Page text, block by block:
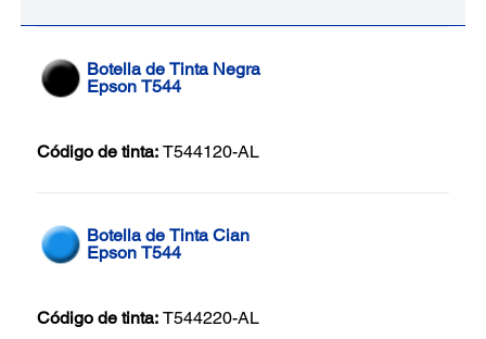
Botella de Tinta Negra
Epson T544
Código de tinta: T544120-AL
Botella de Tinta Cian
Epson T544
Código de tinta: T544220-AL